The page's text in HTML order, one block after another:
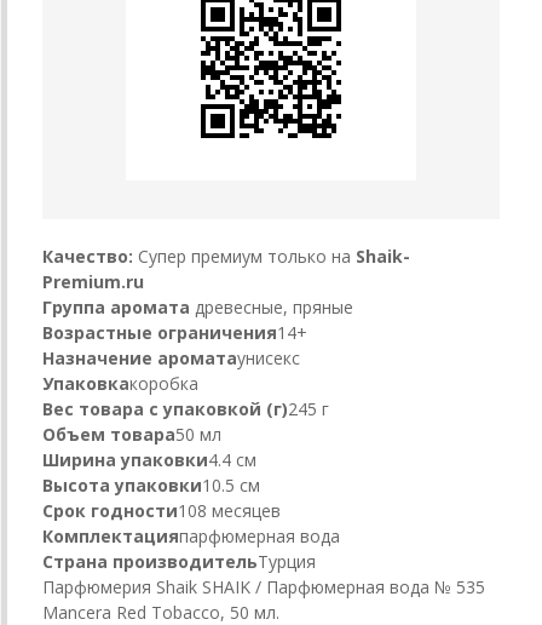
Качество: Супер премиум только на Shaik-
Premium.ru
Группа аромата древесные, пряные
Возрастные ограничения14+
Назначение ароматаунисекс
Упаковкакоробка
Вес товара с упаковкой (г)245 г
Объем товара50 мл
Ширина упаковки4.4 см
Высота упаковки10.5 см
Срок годности108 месяцев
Комплектацияпарфюмерная вода
Страна производительТурция
Парфюмерия Shaik SHAIK / Парфюмерная вода № 535
Mancera Red Tobacco, 50 мл.